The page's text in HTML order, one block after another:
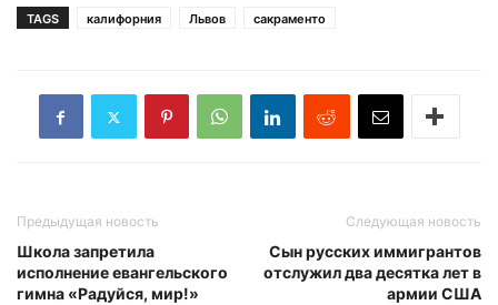
TAGS калифорния Львов сакраменто
Предыдущая новость
Школа запретила
исполнение евангельского
гимна «Радуйся, мир!»
Следующая новость
Сын русских иммигрантов
отслужил два десятка лет в
армии США